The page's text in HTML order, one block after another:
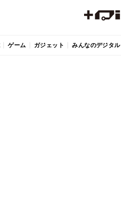
ゲーム ガジェット みんなのデジタル